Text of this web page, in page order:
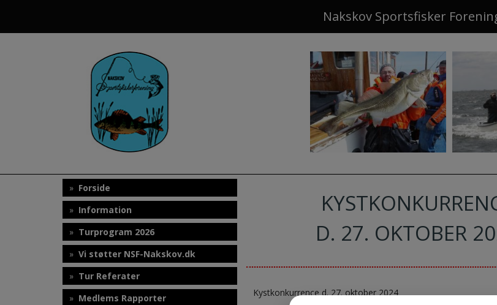
indholdet
Nakskov Sportsfisker
Forside
Information
Turprogram 2026
Vi støtter NSF-Nakskov.dk
Tur Referater
Medlems Rapporter
D. 27. OKTOBER
Kystkonkurrence d. 27. oktober 2024